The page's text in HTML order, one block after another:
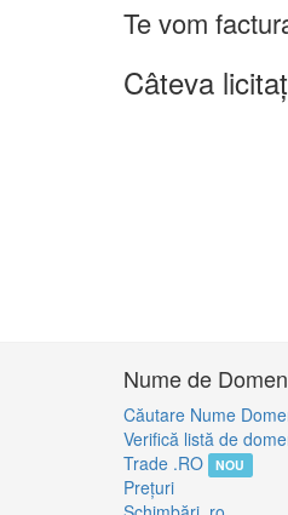
Te vom
Câteva
Nume de
Căutare Nume
Verifică listă de
Trade .RO
NOU
Preţuri